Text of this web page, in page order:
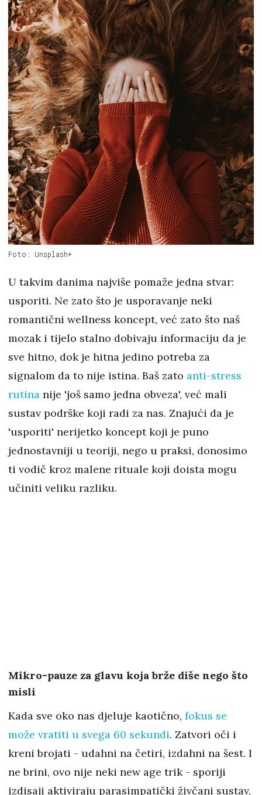
Foto: Unsplash+
U takvim danima najviše pomaže jedna stvar:
usporiti. Ne zato što je usporavanje neki
romantični wellness koncept, već zato što naš
mozak i tijelo stalno dobivaju informaciju da je
sve hitno, dok je hitna jedino potreba za
signalom da to nije istina. Baš zato anti-stress
rutina nije 'još samo jedna obveza', već mali
sustav podrške koji radi za nas. Znajući da je
'usporiti' nerijetko koncept koji je puno
jednostavniji u teoriji, nego u praksi, donosimo
ti vodič kroz malene rituale koji doista mogu
učiniti veliku razliku.
Mikro-pauze za glavu koja brže diše nego što
misli
Kada sve oko nas djeluje kaotično, fokus se
može vratiti u svega 60 sekundi. Zatvori oči i
kreni brojati - udahni na četiri, izdahni na šest. I
ne brini, ovo nije neki new age trik - sporiji
izdisaji aktiviraju parasimpatički živčani sustav,